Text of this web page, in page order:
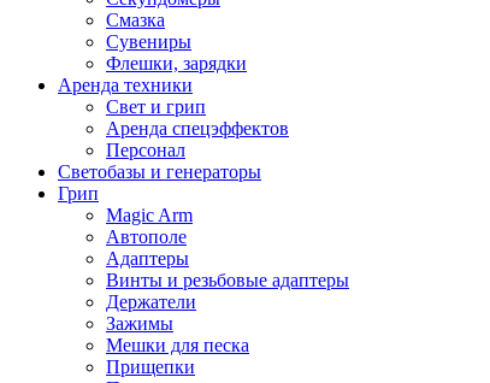
Смазка
Сувениры
Флешки, зарядки
Аренда техники
Свет и грип
Аренда спецэффектов
Персонал
Светобазы и генераторы
Грип
Magic Arm
Автополе
Адаптеры
Винты и резьбовые адаптеры
Держатели
Зажимы
Мешки для песка
Прищепки